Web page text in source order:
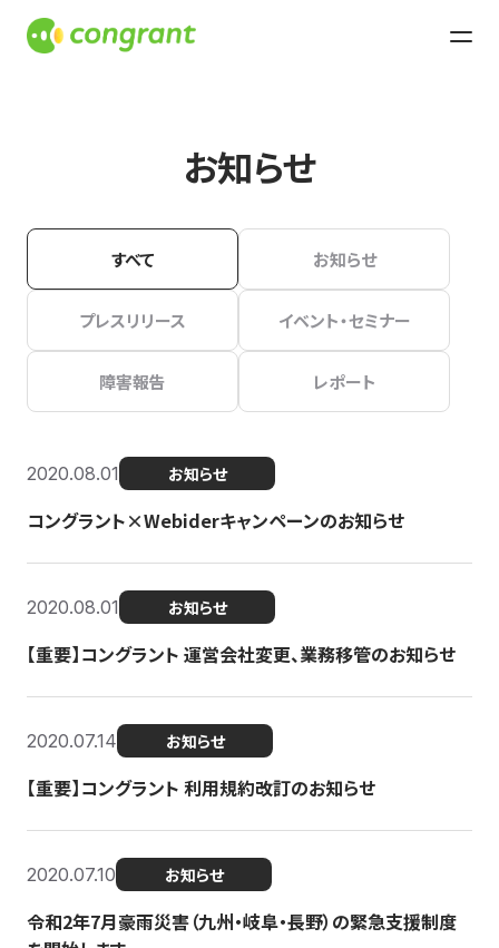
お知らせ
すべて お知らせ
プレスリリース イベント・セミナー
障害報告 レポート
2020.08.01 お知らせ
コングラント×Webiderキャンペーンのお知らせ
2020.08.01 お知らせ
【重要】コングラント 運営会社変更、業務移管のお知らせ
2020.07.14 お知らせ
【重要】コングラント 利用規約改訂のお知らせ
2020.07.10 お知らせ
令和2年7月豪雨災害（九州・岐阜・長野）の緊急支援制度